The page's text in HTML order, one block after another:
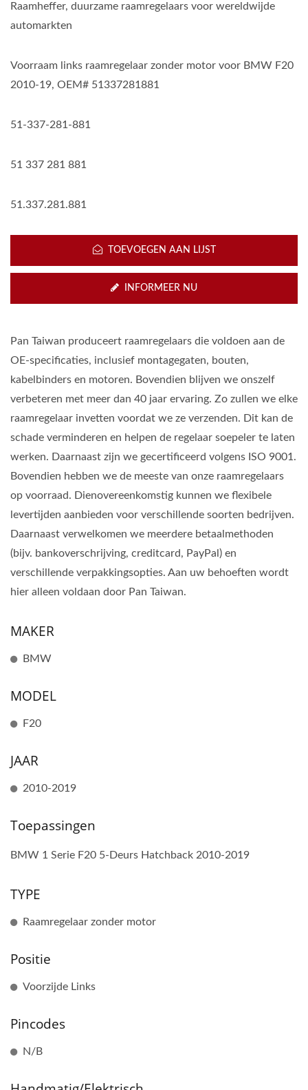
Raamheffer, duurzame raamregelaars voor wereldwijde
automarkten
Voorraam links raamregelaar zonder motor voor BMW F20
2010-19, OEM# 51337281881
51-337-281-881
51 337 281 881
51.337.281.881
TOEVOEGEN AAN LIJST
INFORMEER NU
Pan Taiwan produceert raamregelaars die voldoen aan de
OE-specificaties, inclusief montagegaten, bouten,
kabelbinders en motoren. Bovendien blijven we onszelf
verbeteren met meer dan 40 jaar ervaring. Zo zullen we elke
raamregelaar invetten voordat we ze verzenden. Dit kan de
schade verminderen en helpen de regelaar soepeler te laten
werken. Daarnaast zijn we gecertificeerd volgens ISO 9001.
Bovendien hebben we de meeste van onze raamregelaars
op voorraad. Dienovereenkomstig kunnen we flexibele
levertijden aanbieden voor verschillende soorten bedrijven.
Daarnaast verwelkomen we meerdere betaalmethoden
(bijv. bankoverschrijving, creditcard, PayPal) en
verschillende verpakkingsopties. Aan uw behoeften wordt
hier alleen voldaan door Pan Taiwan.
MAKER
BMW
MODEL
F20
JAAR
2010-2019
Toepassingen
BMW 1 Serie F20 5-Deurs Hatchback 2010-2019
TYPE
Raamregelaar zonder motor
Positie
Voorzijde Links
Pincodes
N/B